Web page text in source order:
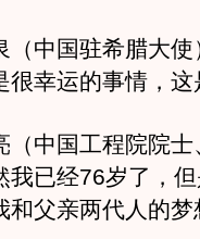
中国驻希腊大使
很幸运的事情，
中国工程院院士
我已经76岁了，
父亲两代人的梦